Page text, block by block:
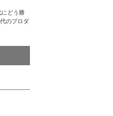
どう勝
のプロダ